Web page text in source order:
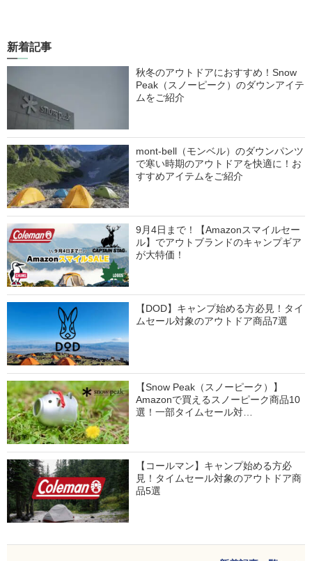
新着記事
秋冬のアウトドアにおすすめ！Snow
Peak（スノーピーク）のダウンアイテ
ムをご紹介
mont-bell（モンベル）のダウンパンツ
で寒い時期のアウトドアを快適に！お
すすめアイテムをご紹介
9月4日まで！【Amazonスマイルセー
ル】でアウトブランドのキャンプギア
が大特価！
【DOD】キャンプ始める方必見！タイ
ムセール対象のアウトドア商品7選
【Snow Peak（スノーピーク）】
Amazonで買えるスノーピーク商品10
選！一部タイムセール対…
【コールマン】キャンプ始める方必
見！タイムセール対象のアウトドア商
品5選